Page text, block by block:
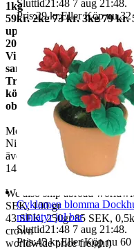
1kg
59kr, 2kg 73 kr, 3kg 79 kr,
upp till
20kg 159 kr (priserna
Vi
samfraktar med
Tradera. Om du
köper från mer än en
observerar det.
Moms ingår i våra priser.
Ni kan
även fråga om faktura om ni
14 dagars full returrätt vid
We also ship abroad
SEK, 100 gr
43 SEK, 250gr 85 SEK,
crown
worldwide price freight)
Sluttid21:48 7 aug 21:48.
Pris:29 kr,Eller Köp nu 32
Cyklamen blomma
miniatyr jul bar
Sluttid21:48 7 aug 21:48.
Pris:45 kr,Eller Köp nu 60